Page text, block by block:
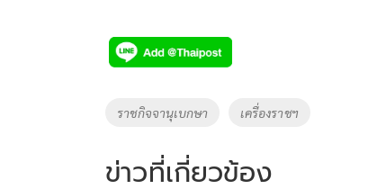
Tags
ราชกิจจานุเบกษา เครื่องราชฯ
ข่าวที่เกี่ยวข้อง